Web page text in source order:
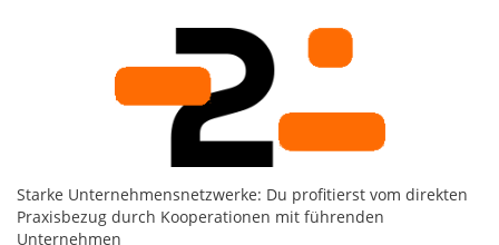
Starke Unternehmensnetzwerke: Du profitierst vom direkten
Praxisbezug durch Kooperationen mit führenden
Unternehmen